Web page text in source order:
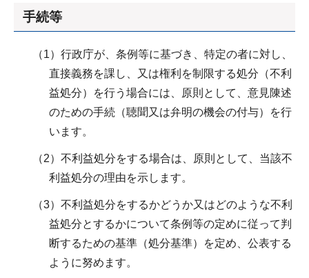
手続等
（1）行政庁が、条例等に基づき、特定の者に対し、
直接義務を課し、又は権利を制限する処分（不利
益処分）を行う場合には、原則として、意見陳述
のための手続（聴聞又は弁明の機会の付与）を行
います。
（2）不利益処分をする場合は、原則として、当該不
利益処分の理由を示します。
（3）不利益処分をするかどうか又はどのような不利
益処分とするかについて条例等の定めに従って判
断するための基準（処分基準）を定め、公表する
ように努めます。